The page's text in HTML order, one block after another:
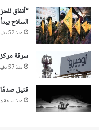
“أنفاق
السلاح
منذ 52 دقيقة
سرقة مركز OGERO في ذوق مكايل
منذ 57 دقيقة
قتيل
منذ ساعة